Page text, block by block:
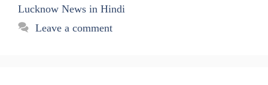
Lucknow News in Hindi
Leave a comment